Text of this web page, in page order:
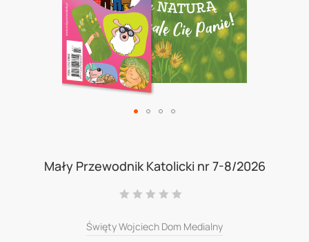
Mały Przewodnik Katolicki nr 7-8/2026
Ocena:
Święty Wojciech Dom Medialny